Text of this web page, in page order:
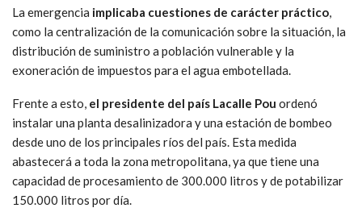
La emergencia implicaba cuestiones de carácter práctico,
como la centralización de la comunicación sobre la situación, la
distribución de suministro a población vulnerable y la
exoneración de impuestos para el agua embotellada.
Frente a esto, el presidente del país Lacalle Pou ordenó
instalar una planta desalinizadora y una estación de bombeo
desde uno de los principales ríos del país. Esta medida
abastecerá a toda la zona metropolitana, ya que tiene una
capacidad de procesamiento de 300.000 litros y de potabilizar
150.000 litros por día.